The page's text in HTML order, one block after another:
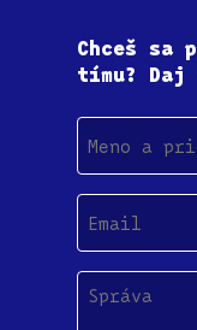
Chceš sa
tímu? Daj
priezvisko
Správa